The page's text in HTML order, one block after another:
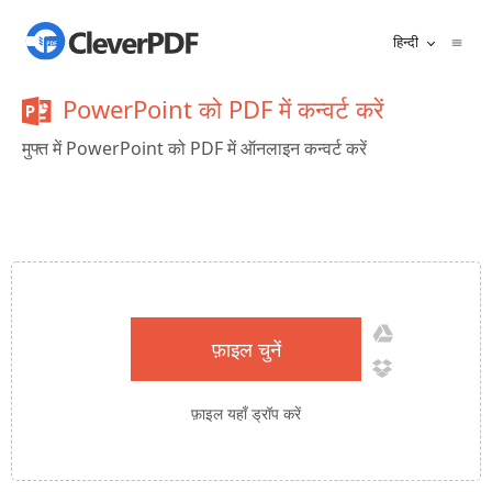
हिन्दी
PowerPoint को PDF में कन्वर्ट करें
मुफ्त में PowerPoint को PDF में ऑनलाइन कन्वर्ट करें
फ़ाइल चुनें
फ़ाइल यहाँ ड्रॉप करें